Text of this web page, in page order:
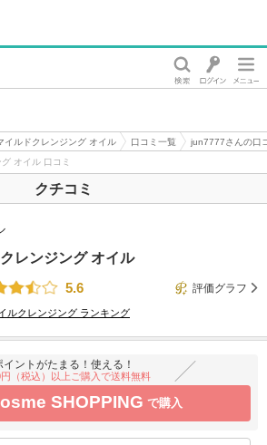
イルドクレンジング オイル 口コミ一覧
jun7777さんの口
オイル 口コミ
クチコミ
レンジング オイル
5.6
評価グラフ
ルクレンジング ランキング
イントがたまる！使える！
円（税込）以上ご購入で送料無料
SHOPPING で購入